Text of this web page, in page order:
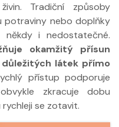
Tradiční způsoby
potraviny nebo doplňky
i nedostatečné.
okamžitý přísun
látek přímo
přístup podporuje
zkracuje dobu
se zotavit.